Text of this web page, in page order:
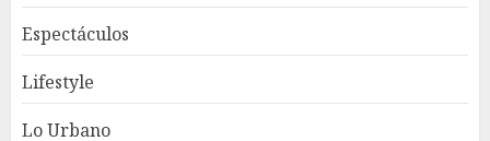
Espectáculos
Lifestyle
Lo Urbano